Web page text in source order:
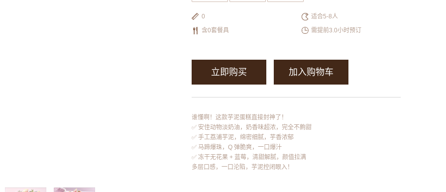
0
适合5-8人
含0套餐具
需提前3.0小时预订
立即购买 加入购物车
谁懂啊！这款芋泥蛋糕直接封神了！
✅ 安佳动物淡奶油，奶香味超浓，完全不齁甜
✅ 手工荔浦芋泥，绵密细腻，芋香浓郁
✅ 马蹄爆珠，Q 弹脆爽，一口爆汁
✅ 冻干无花果 + 蓝莓，清甜解腻，颜值拉满
多层口感，一口沦陷，芋泥控闭眼入！